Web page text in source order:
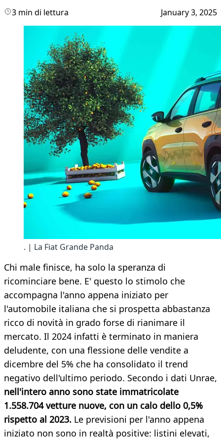
3 min di lettura January 3, 2025
. | La Fiat Grande Panda
Chi male finisce, ha solo la speranza di
ricominciare bene. E' questo lo stimolo che
accompagna l'anno appena iniziato per
l'automobile italiana che si prospetta abbastanza
ricco di novità in grado forse di rianimare il
mercato. Il 2024 infatti è terminato in maniera
deludente, con una flessione delle vendite a
dicembre del 5% che ha consolidato il trend
negativo dell'ultimo periodo. Secondo i dati Unrae,
nell'intero anno sono state immatricolate
1.558.704 vetture nuove, con un calo dello 0,5%
rispetto al 2023. Le previsioni per l'anno appena
iniziato non sono in realtà positive: listini elevati,